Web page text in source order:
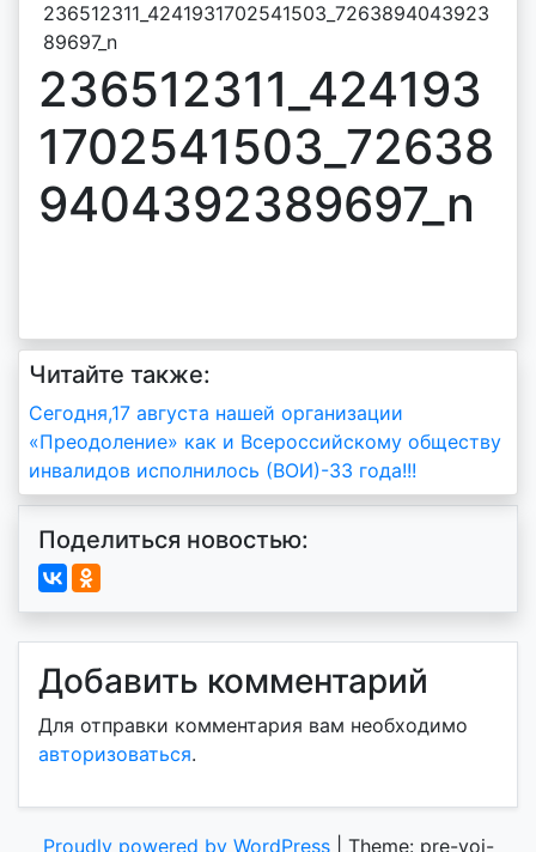
236512311_4241931702541503_7263894043923
89697_n
236512311_424193
1702541503_72638
9404392389697_n
Читайте также:
Навигация
по
записям
Сегодня,17 августа нашей организации
«Преодоление» как и Всероссийскому обществу
инвалидов исполнилось (ВОИ)-33 года!!!
Поделиться новостью:
Добавить комментарий
Для отправки комментария вам необходимо
авторизоваться.
Proudly powered by WordPress Theme: pre-voi-